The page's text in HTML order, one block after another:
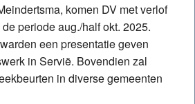
komen DV met verlof
periode aug./half okt. 2025.
een presentatie geven
in Servië. Bovendien zal
in diverse gemeenten